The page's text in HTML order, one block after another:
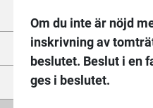
Om du inte är nöjd
inskrivning av
beslutet. Beslut i en
ges i beslutet.